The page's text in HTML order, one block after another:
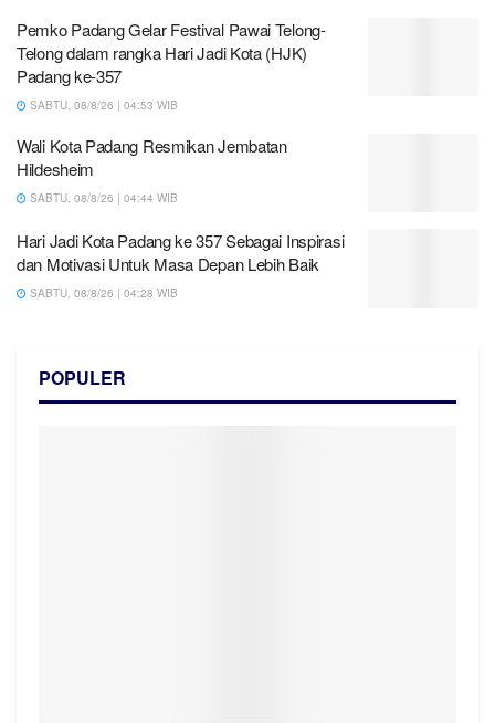
Pemko Padang Gelar Festival Pawai Telong-
Telong dalam rangka Hari Jadi Kota (HJK)
Padang ke-357
SABTU, 08/8/26 | 04:53 WIB
Wali Kota Padang Resmikan Jembatan
Hildesheim
SABTU, 08/8/26 | 04:44 WIB
Hari Jadi Kota Padang ke 357 Sebagai Inspirasi
dan Motivasi Untuk Masa Depan Lebih Baik
SABTU, 08/8/26 | 04:28 WIB
POPULER